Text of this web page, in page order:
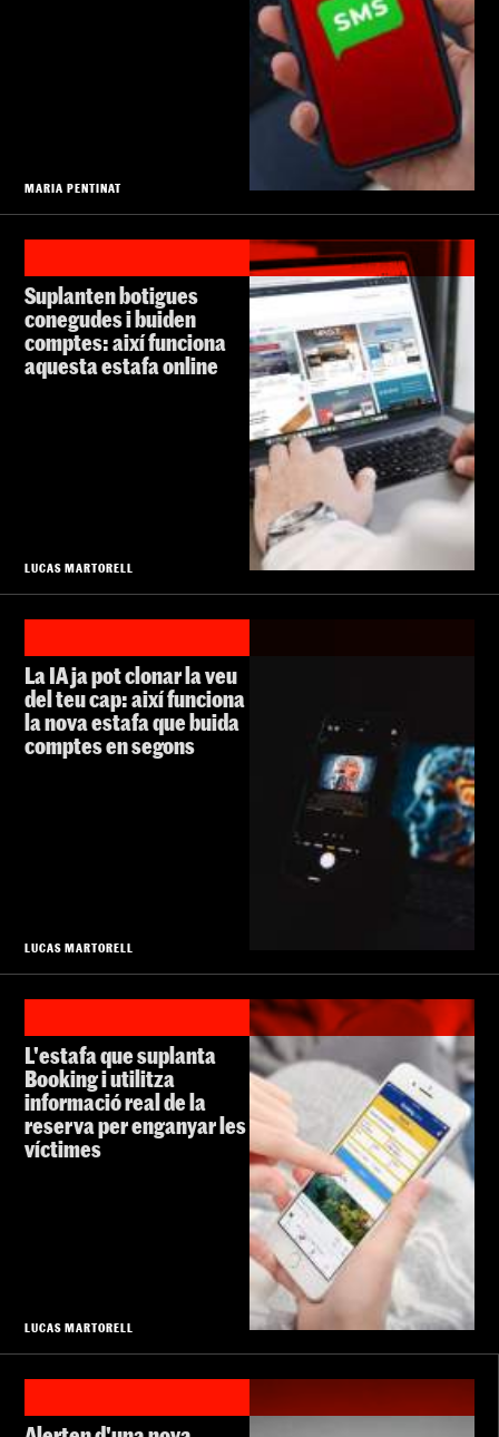
MARIA PENTINAT
Suplanten botigues
conegudes i buiden
comptes: així funciona
aquesta estafa online
LUCAS MARTORELL
La IA ja pot clonar la veu
del teu cap: així funciona
la nova estafa que buida
comptes en segons
LUCAS MARTORELL
L'estafa que suplanta
Booking i utilitza
informació real de la
reserva per enganyar les
víctimes
LUCAS MARTORELL